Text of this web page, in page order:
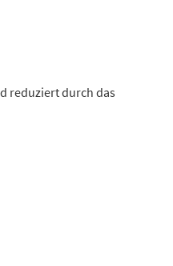
reduziert durch das